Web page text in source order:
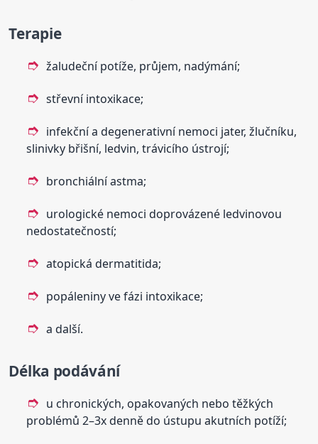
Terapie
žaludeční potíže, průjem, nadýmání;
střevní intoxikace;
infekční a degenerativní nemoci jater, žlučníku,
slinivky břišní, ledvin, trávicího ústrojí;
bronchiální astma;
urologické nemoci doprovázené ledvinovou
nedostatečností;
atopická dermatitida;
popáleniny ve fázi intoxikace;
a další.
Délka podávání
u chronických, opakovaných nebo těžkých
problémů 2–3x denně do ústupu akutních potíží;